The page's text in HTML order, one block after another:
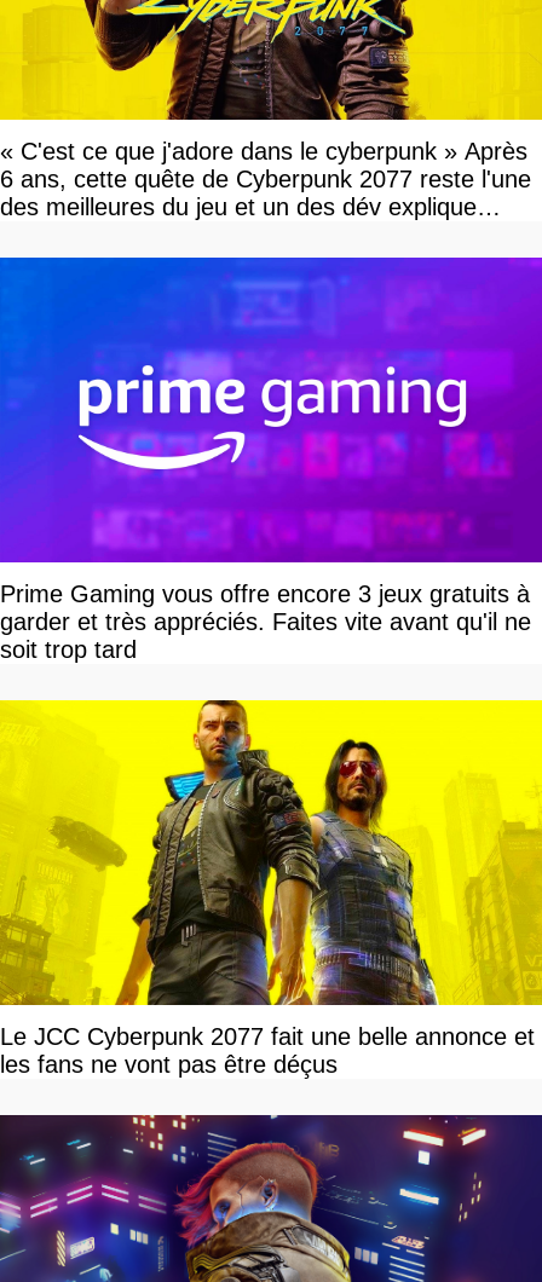
« C'est ce que j'adore dans le cyberpunk » Après
6 ans, cette quête de Cyberpunk 2077 reste l'une
des meilleures du jeu et un des dév explique
Prime Gaming vous offre encore 3 jeux gratuits à
garder et très appréciés. Faites vite avant qu'il ne
soit trop tard
Le JCC Cyberpunk 2077 fait une belle annonce et
les fans ne vont pas être déçus